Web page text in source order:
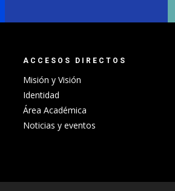
ACCESOS DIRECTOS
Misión y Visión
Identidad
Área Académica
Noticias y eventos